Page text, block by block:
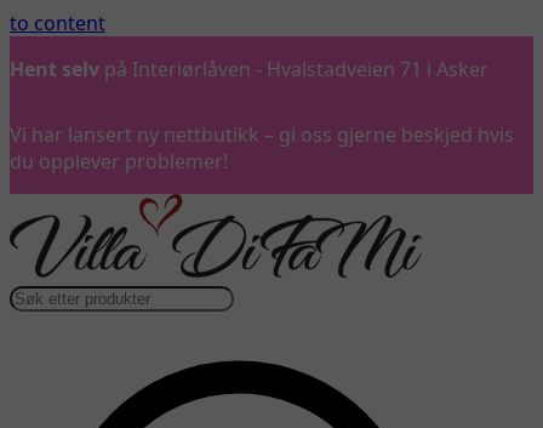
to content
Hent selv på Interiørlåven - Hvalstadveien 71 i Asker
Vi har lansert ny nettbutikk – gi oss gjerne beskjed hvis
du opplever problemer!